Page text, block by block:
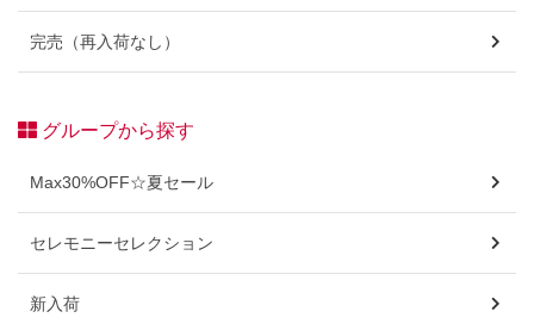
完売（再入荷なし）
グループから探す
Max30%OFF☆夏セール
セレモニーセレクション
新入荷